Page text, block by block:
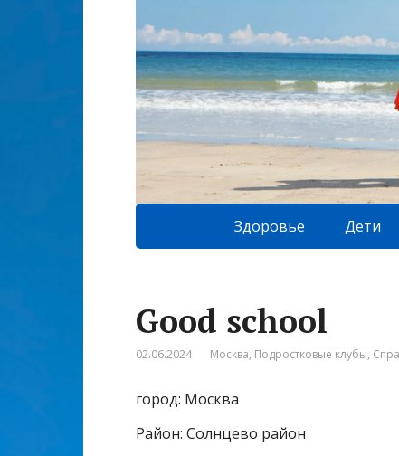
Здоровье Дети
Good school
02.06.2024 Москва, Подростковые клубы,
город: Москва
Район: Солнцево район